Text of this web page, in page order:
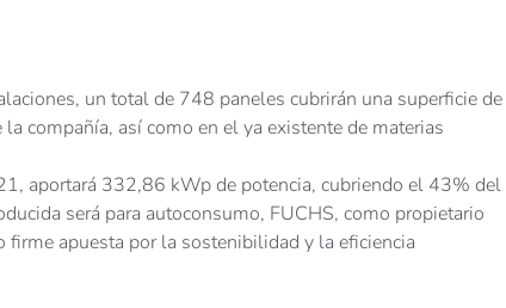
un total de 748 paneles cubrirán una superficie de
compañía, así como en el ya existente de materias
aportará 332,86 kWp de potencia, cubriendo el 43% del
será para autoconsumo, FUCHS, como propietario
apuesta por la sostenibilidad y la eficiencia